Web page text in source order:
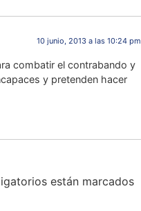
10 junio, 2013 a las 10:24 pm
combatir el contrabando y
y pretenden hacer
están marcados